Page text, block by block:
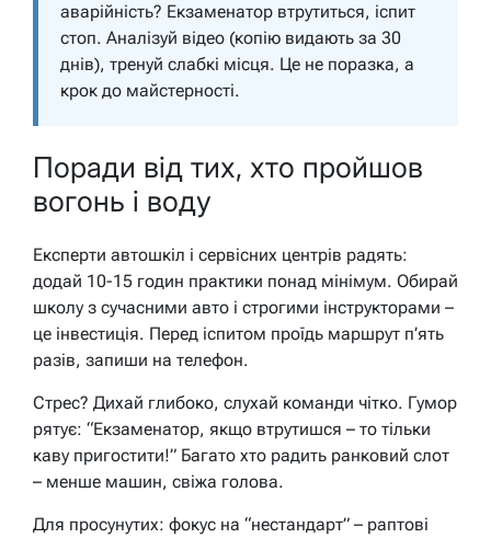
аварійність? Екзаменатор втрутиться, іспит
стоп. Аналізуй відео (копію видають за 30
днів), тренуй слабкі місця. Це не поразка, а
крок до майстерності.
Поради від тих, хто пройшов
вогонь і воду
Експерти автошкіл і сервісних центрів радять:
додай 10-15 годин практики понад мінімум. Обирай
школу з сучасними авто і строгими інструкторами –
це інвестиція. Перед іспитом проїдь маршрут п’ять
разів, запиши на телефон.
Стрес? Дихай глибоко, слухай команди чітко. Гумор
рятує: “Екзаменатор, якщо втрутишся – то тільки
каву пригостити!” Багато хто радить ранковий слот
– менше машин, свіжа голова.
Для просунутих: фокус на “нестандарт” – раптові